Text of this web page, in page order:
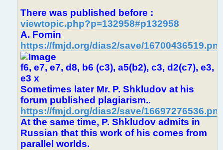
There was published before :
viewtopic.php?p=132958#p132958
A. Fomin
https://fmjd.org/dias2/save/
f6, e7, e7, d8, b6 (c3), a5(b2), c3, d2(c7), e3,
e3 x
Sometimes later Mr. P. Shkludov at his
forum published plagiarism..
https://fmjd.org/dias2/save/
At the same time, P. Shkludov admits in
Russian that this work of his comes from
parallel worlds.